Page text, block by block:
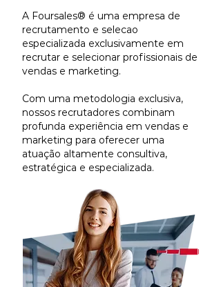
A Foursales® é uma empresa de
recrutamento e selecao
especializada exclusivamente em
recrutar e selecionar profissionais de
vendas e marketing.
Com uma metodologia exclusiva,
nossos recrutadores combinam
profunda experiência em vendas e
marketing para oferecer uma
atuação altamente consultiva,
estratégica e especializada.